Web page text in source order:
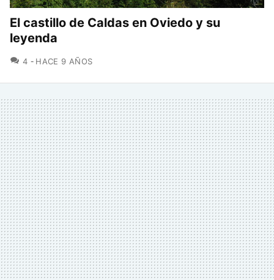
El castillo de Caldas en Oviedo y su
leyenda
4 COMENTARIOS
HACE 9 AÑOS